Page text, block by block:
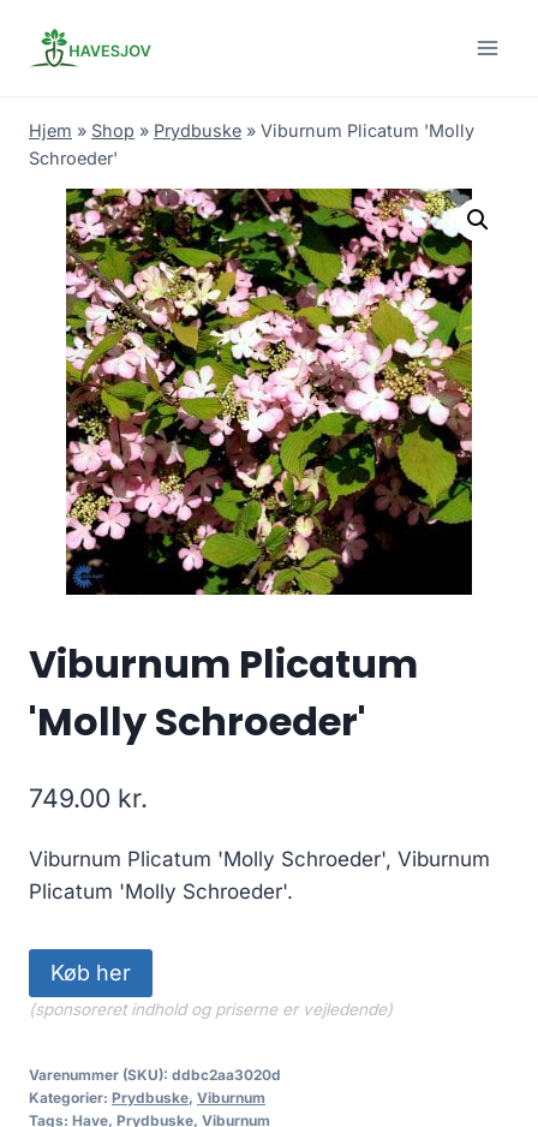
Hjem » Shop » Prydbuske » Viburnum Plicatum 'Molly
Schroeder'
Viburnum Plicatum
'Molly Schroeder'
749.00 kr.
Viburnum Plicatum 'Molly Schroeder', Viburnum
Plicatum 'Molly Schroeder'.
Køb her
(sponsoreret indhold og priserne er vejledende)
Varenummer (SKU): ddbc2aa3020d
Kategorier: Prydbuske, Viburnum
Tags: Have, Prydbuske, Viburnum